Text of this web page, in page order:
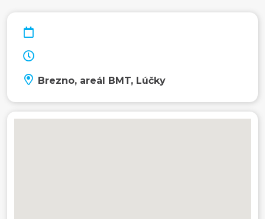
Brezno, areál BMT, Lúčky